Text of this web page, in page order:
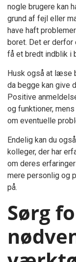
nogle brugere kan
grund af fejl eller
have haft
boret. Det er
få et bredt indblik i
Husk også at læse
da begge kan give
Positive
og funktioner,
om eventuelle
Endelig kan du
kolleger, der har
om deres
mere personlig og
på.
Sørg